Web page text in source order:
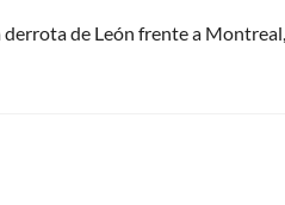
derrota de León frente a